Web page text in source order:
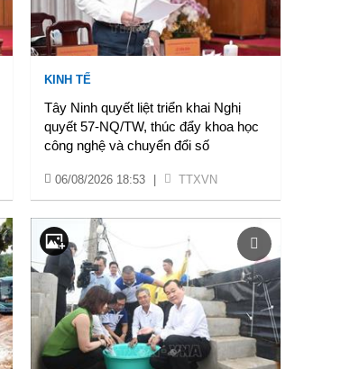
KINH TẾ
Tây Ninh quyết liệt triển khai Nghị
quyết 57-NQ/TW, thúc đẩy khoa học
công nghệ và chuyển đổi số
06/08/2026 18:53 TTXVN